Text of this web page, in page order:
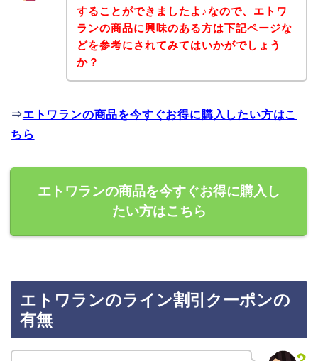
することができましたよ♪なので、エトワ
ランの商品に興味のある方は下記ページな
どを参考にされてみてはいかがでしょう
か？
⇒エトワランの商品を今すぐお得に購入したい方はこ
ちら
エトワランの商品を今すぐお得に購入し
たい方はこちら
エトワランのライン割引クーポンの
有無